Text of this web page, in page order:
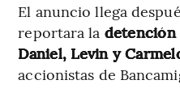
El anuncio llega
reportara la detención
Daniel, Levin y
accionistas de